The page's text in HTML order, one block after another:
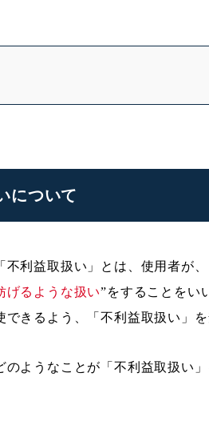
について
不利益取扱い」とは、使用者が
げるような扱い”をすることをい
できるよう、「不利益取扱い」
のようなことが「不利益取扱い